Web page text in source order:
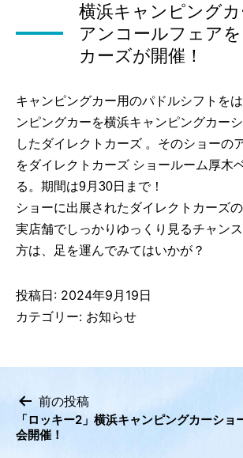
横浜キャンピング
アンコールフェア
カーズが開催！
キャンピングカー用のパドルシフトを
ンピングカーを横浜キャンピングカー
したダイレクトカーズ 。そのショーの
をダイレクトカーズ ショールーム厚木
る。期間は9月30日まで！
ショーに出展されたダイレクトカーズ
実店舗でしっかりゆっくり見るチャン
方は、足を運んでみてはいかが？
投稿日: 2024年9月19日
カテゴリー: お知らせ
投
前の投稿
「ロッキー2」横浜キャンピングカーショ
会開催！